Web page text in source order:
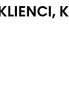
KLIENCI,